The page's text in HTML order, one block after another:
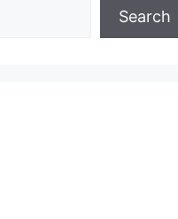
Search